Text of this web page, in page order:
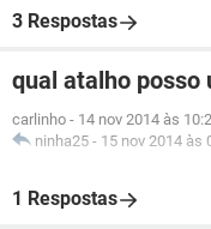
3 Respostas
qual atalho posso
carlinho - 14 nov 2014 às
ninha25 - 15 nov 2014 às
1 Respostas